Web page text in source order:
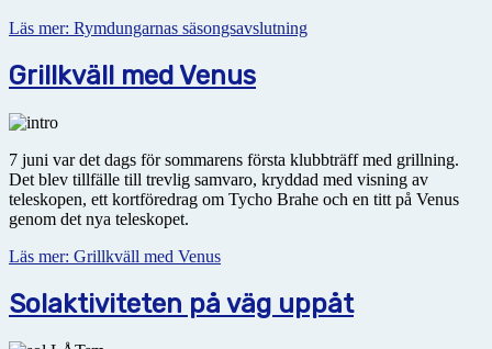
Läs mer: Rymdungarnas säsongsavslutning
Grillkväll med Venus
7 juni var det dags för sommarens första klubbträff med grillning.
Det blev tillfälle till trevlig samvaro, kryddad med visning av
teleskopen, ett kortföredrag om Tycho Brahe och en titt på Venus
genom det nya teleskopet.
Läs mer: Grillkväll med Venus
Solaktiviteten på väg uppåt